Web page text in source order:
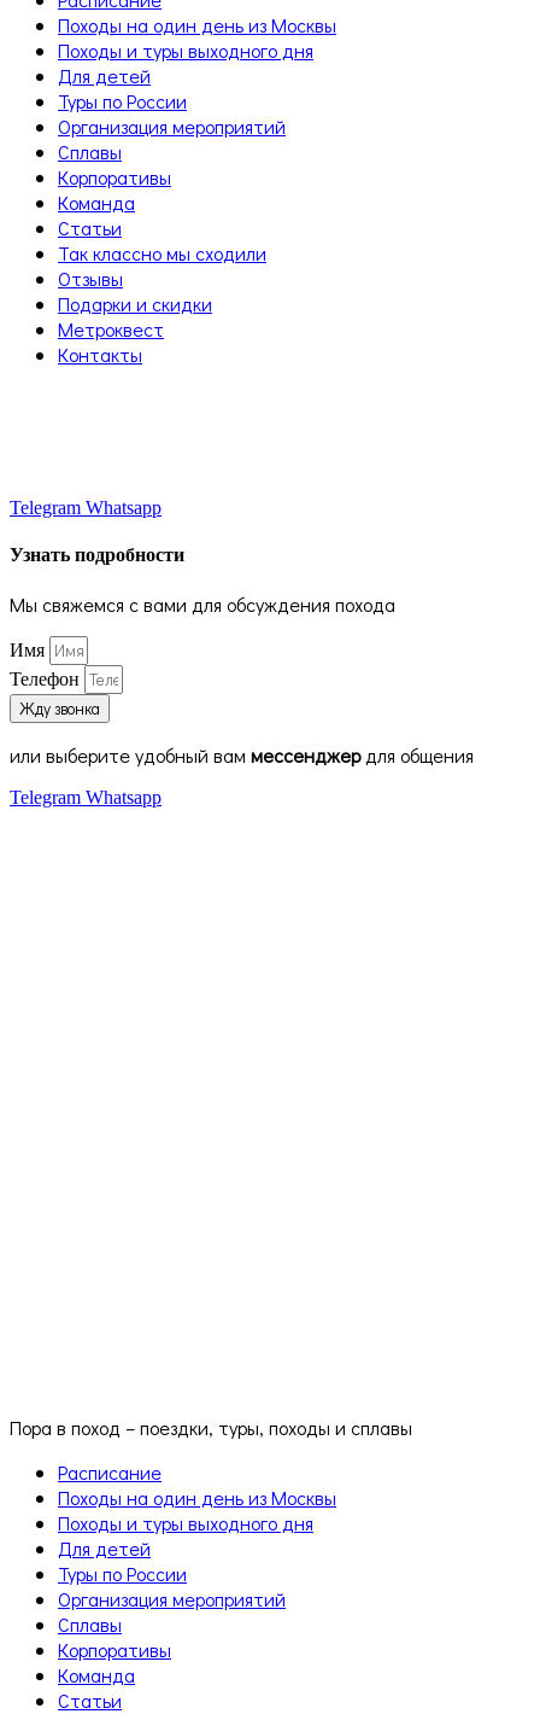
Походы на один день из Москвы
Походы и туры выходного дня
Для детей
Туры по России
Организация мероприятий
Сплавы
Корпоративы
Команда
Статьи
Так классно мы сходили
Отзывы
Подарки и скидки
Метроквест
Контакты
Telegram Whatsapp
Узнать подробности
Мы свяжемся с вами для обсуждения похода
Имя
Телефон
Жду звонка
или выберите удобный вам мессенджердля общения
Telegram Whatsapp
Пора в поход – поездки, туры, походы и сплавы
Расписание
Походы на один день из Москвы
Походы и туры выходного дня
Для детей
Туры по России
Организация мероприятий
Сплавы
Корпоративы
Команда
Статьи